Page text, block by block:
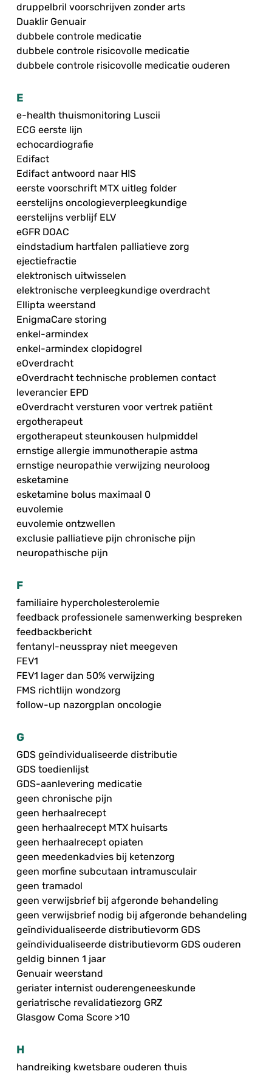
druppelbril voorschrijven zonder arts
Duaklir Genuair
dubbele controle medicatie
dubbele controle risicovolle medicatie
dubbele controle risicovolle medicatie ouderen
E
e-health thuismonitoring Luscii
ECG eerste lijn
echocardiografie
Edifact
Edifact antwoord naar HIS
eerste voorschrift MTX uitleg folder
eerstelijns oncologieverpleegkundige
eerstelijns verblijf ELV
eGFR DOAC
eindstadium hartfalen palliatieve zorg
ejectiefractie
elektronisch uitwisselen
elektronische verpleegkundige overdracht
Ellipta weerstand
EnigmaCare storing
enkel-armindex
enkel-armindex clopidogrel
eOverdracht
eOverdracht technische problemen contact
leverancier EPD
eOverdracht versturen voor vertrek patiënt
ergotherapeut
ergotherapeut steunkousen hulpmiddel
ernstige allergie immunotherapie astma
ernstige neuropathie verwijzing neuroloog
esketamine
esketamine bolus maximaal 0
euvolemie
euvolemie ontzwellen
exclusie palliatieve pijn chronische pijn
neuropathische pijn
F
familiaire hypercholesterolemie
feedback professionele samenwerking bespreken
feedbackbericht
fentanyl-neusspray niet meegeven
FEV1
FEV1 lager dan 50% verwijzing
FMS richtlijn wondzorg
follow-up nazorgplan oncologie
G
GDS geïndividualiseerde distributie
GDS toedienlijst
GDS-aanlevering medicatie
geen chronische pijn
geen herhaalrecept
geen herhaalrecept MTX huisarts
geen herhaalrecept opiaten
geen meedenkadvies bij ketenzorg
geen morfine subcutaan intramusculair
geen tramadol
geen verwijsbrief bij afgeronde behandeling
geen verwijsbrief nodig bij afgeronde behandeling
geïndividualiseerde distributievorm GDS
geïndividualiseerde distributievorm GDS ouderen
geldig binnen 1 jaar
Genuair weerstand
geriater internist ouderengeneeskunde
geriatrische revalidatiezorg GRZ
Glasgow Coma Score >10
H
handreiking kwetsbare ouderen thuis